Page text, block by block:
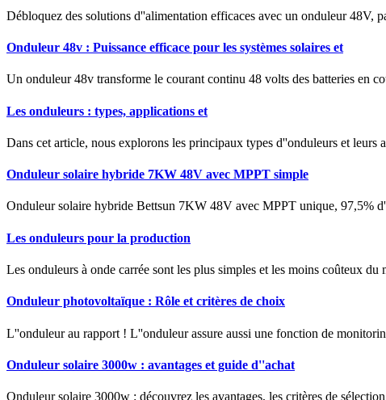
Débloquez des solutions d''alimentation efficaces avec un onduleur 48V,
Onduleur 48v : Puissance efficace pour les systèmes solaires et
Un onduleur 48v transforme le courant continu 48 volts des batteries en
Les onduleurs : types, applications et
Dans cet article, nous explorons les principaux types d''onduleurs et leurs
Onduleur solaire hybride 7KW 48V avec MPPT simple
Onduleur solaire hybride Bettsun 7KW 48V avec MPPT unique, 97,5%
Les onduleurs pour la production
Les onduleurs à onde carrée sont les plus simples et les moins coûteux
Onduleur photovoltaïque : Rôle et critères de choix
L''onduleur au rapport ! L''onduleur assure aussi une fonction de
Onduleur solaire 3000w : avantages et guide d''achat
Onduleur solaire 3000w : découvrez les avantages, les critères de